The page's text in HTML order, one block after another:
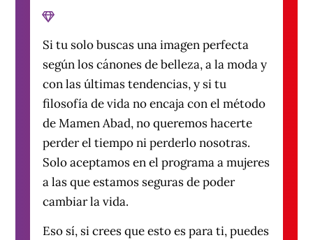
Si tu solo buscas una imagen perfecta
según los cánones de belleza, a la moda y
con las últimas tendencias, y si tu
filosofía de vida no encaja con el método
de Mamen Abad, no queremos hacerte
perder el tiempo ni perderlo nosotras.
Solo aceptamos en el programa a mujeres
a las que estamos seguras de poder
cambiar la vida.
Eso sí, si crees que esto es para ti, puedes